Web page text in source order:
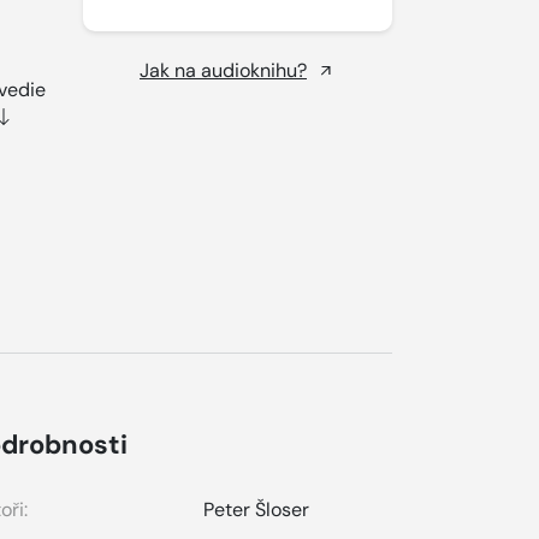
Jak na audioknihu?
Peter Šloser